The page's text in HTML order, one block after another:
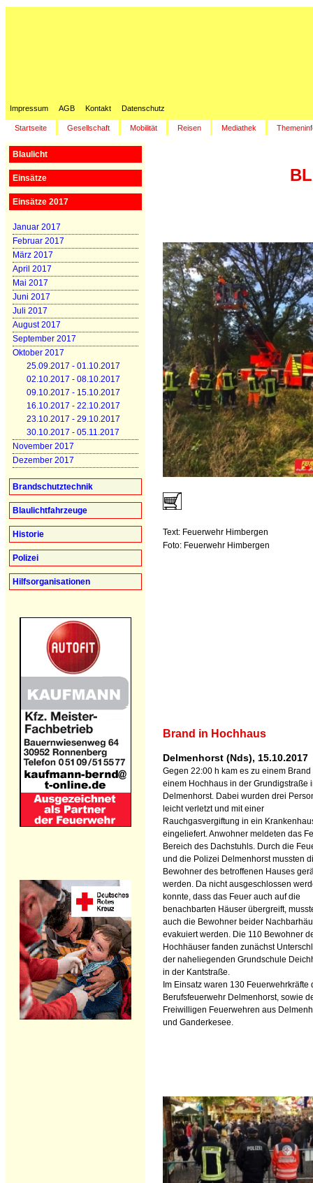
Impressum AGB Kontakt Datenschutz
Startseite Gesellschaft Mobilität Reisen Mediathek
Blaulicht
Einsätze
Einsätze 2017
Januar 2017
Februar 2017
März 2017
April 2017
Mai 2017
Juni 2017
Juli 2017
August 2017
September 2017
Oktober 2017
25.09.2017 - 01.10.2017
02.10.2017 - 08.10.2017
09.10.2017 - 15.10.2017
16.10.2017 - 22.10.2017
23.10.2017 - 29.10.2017
30.10.2017 - 05.11.2017
November 2017
Dezember 2017
Brandschutztechnik
Blaulichtfahrzeuge
Historie
Polizei
Hilfsorganisationen
Text: Feuerwehr Himbergen
Foto: Feuerwehr Himbergen
Brand in Hochhaus
Delmenhorst (Nds), 15.10.2017
Gegen 22:00 h kam es zu einem Brand
einem Hochhaus in der Grundigstraße
Delmenhorst. Dabei wurden drei
leicht verletzt und mit einer
Rauchgasvergiftung in ein
eingeliefert. Anwohner meldeten das
Bereich des Dachstuhls. Durch die
und die Polizei Delmenhorst mussten
Bewohner des betroffenen Hauses
werden. Da nicht ausgeschlossen
konnte, dass das Feuer auch auf die
benachbarten Häuser übergreift,
auch die Bewohner beider
evakuiert werden. Die 110 Bewohner
Hochhäuser fanden zunächst
der naheliegenden Grundschule
in der Kantstraße.
Im Einsatz waren 130 Feuerwehrkräfte
Berufsfeuerwehr Delmenhorst, sowie
Freiwilligen Feuerwehren aus
und Ganderkesee.